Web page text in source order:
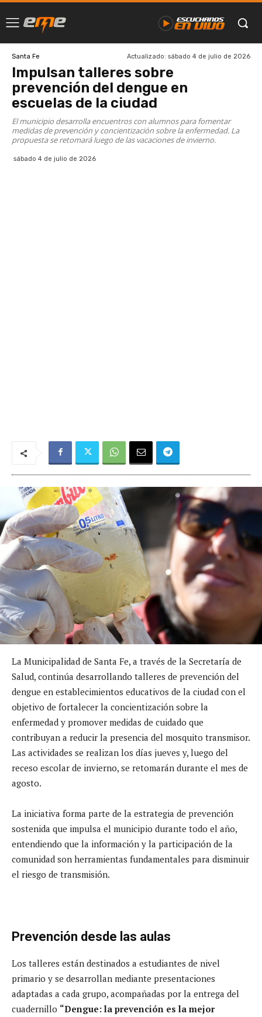
Santa Fe Actualizado: sábado 4 de julio de 2026
Impulsan talleres sobre
prevención del dengue en
escuelas de la ciudad
El municipio desarrolla encuentros con alumnos para fomentar
medidas de prevención y concientización sobre la enfermedad. La
propuesta se retomará luego de las vacaciones de invierno.
sábado 4 de julio de 2026
La Municipalidad de Santa Fe, a través de la Secretaría de
Salud, continúa desarrollando talleres de prevención del
dengue en establecimientos educativos de la ciudad con el
objetivo de fortalecer la concientización sobre la
enfermedad y promover medidas de cuidado que
contribuyan a reducir la presencia del mosquito transmisor.
Las actividades se realizan los días jueves y, luego del
receso escolar de invierno, se retomarán durante el mes de
agosto.
La iniciativa forma parte de la estrategia de prevención
sostenida que impulsa el municipio durante todo el año,
entendiendo que la información y la participación de la
comunidad son herramientas fundamentales para disminuir
el riesgo de transmisión.
Prevención desde las aulas
Los talleres están destinados a estudiantes de nivel
primario y se desarrollan mediante presentaciones
adaptadas a cada grupo, acompañadas por la entrega del
cuadernillo “Dengue: la prevención es la mejor